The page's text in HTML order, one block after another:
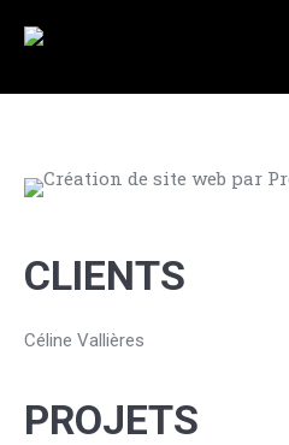
CLIENTS
Céline Vallières
PROJETS